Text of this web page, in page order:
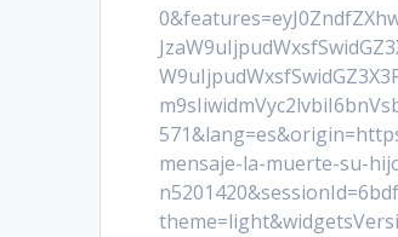
mensaje-la-muerte-su-